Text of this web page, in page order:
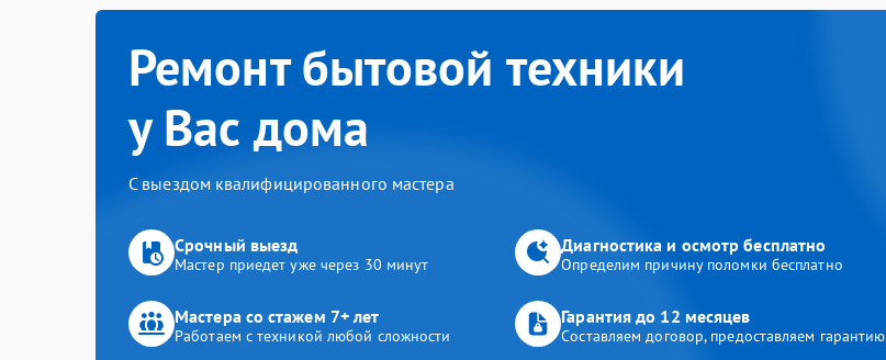
Ремонт бытовой техники
у Вас дома
С выездом квалифицированного мастера
Срочный выезд
Мастер приедет уже через 30 минут
Диагностика и осмотр бесплатно
Определим причину поломки бесплатно
Мастера со стажем 7+ лет
Работаем с техникой любой сложности
Гарантия до 12 месяцев
Составляем договор, предоставляем гарантию